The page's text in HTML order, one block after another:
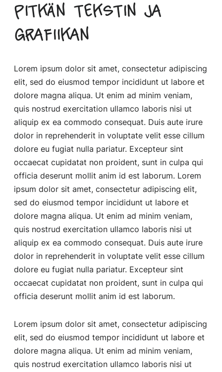
pitkän tekstin ja
grafiikan
Lorem ipsum dolor sit amet, consectetur adipiscing
elit, sed do eiusmod tempor incididunt ut labore et
dolore magna aliqua. Ut enim ad minim veniam,
quis nostrud exercitation ullamco laboris nisi ut
aliquip ex ea commodo consequat. Duis aute irure
dolor in reprehenderit in voluptate velit esse cillum
dolore eu fugiat nulla pariatur. Excepteur sint
occaecat cupidatat non proident, sunt in culpa qui
officia deserunt mollit anim id est laborum. Lorem
ipsum dolor sit amet, consectetur adipiscing elit,
sed do eiusmod tempor incididunt ut labore et
dolore magna aliqua. Ut enim ad minim veniam,
quis nostrud exercitation ullamco laboris nisi ut
aliquip ex ea commodo consequat. Duis aute irure
dolor in reprehenderit in voluptate velit esse cillum
dolore eu fugiat nulla pariatur. Excepteur sint
occaecat cupidatat non proident, sunt in culpa qui
officia deserunt mollit anim id est laborum.
Lorem ipsum dolor sit amet, consectetur adipiscing
elit, sed do eiusmod tempor incididunt ut labore et
dolore magna aliqua. Ut enim ad minim veniam,
quis nostrud exercitation ullamco laboris nisi ut